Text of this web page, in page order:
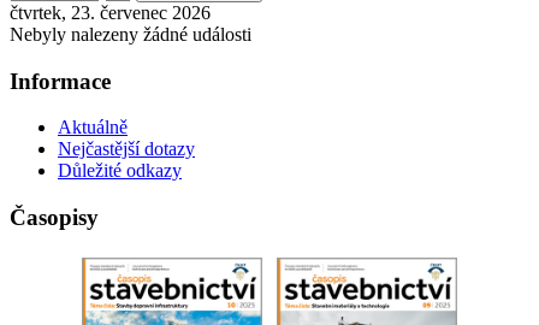
čtvrtek, 23. červenec 2026
Nebyly nalezeny žádné události
Informace
Aktuálně
Nejčastější dotazy
Důležité odkazy
Časopisy